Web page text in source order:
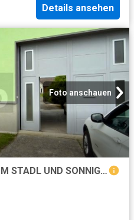
Details ansehen
Foto anschauen
TOP GEPFLEGT MIT 129 QM STADL UND SONNIGEM XXL GARTEN MIT 2 ZUFAHRTEN